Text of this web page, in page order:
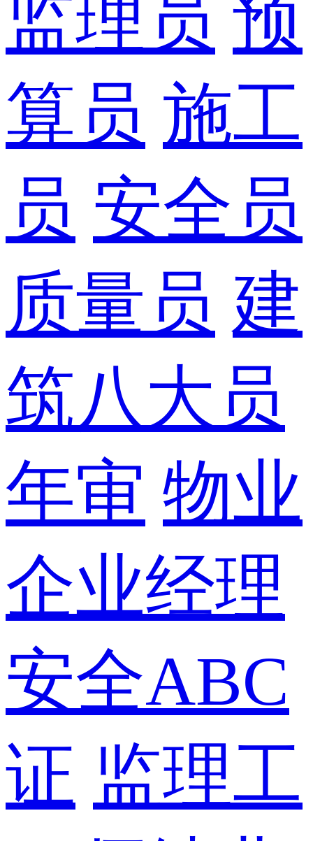
监理员 预
算员 施工
员 安全员
质量员 建
筑八大员
年审 物业
企业经理
安全ABC
证 监理工